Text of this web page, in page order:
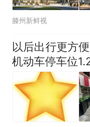
滕州新鲜视
以后出行更方
机动车停车位